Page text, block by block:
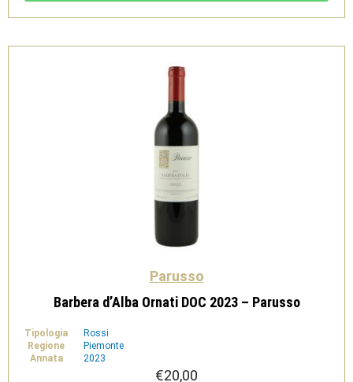
Parusso
Barbera d’Alba Ornati DOC 2023 – Parusso
Tipologia
Rossi
Regione
Piemonte
Annata
2023
€20,00